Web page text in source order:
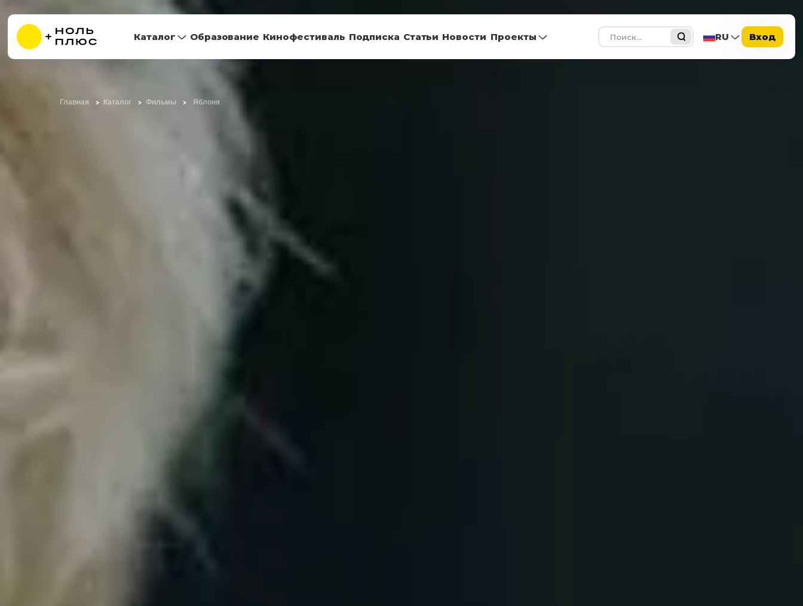
Каталог Образование Кинофестиваль Подписка Статьи Новости Проекты Поиск RU Вход
Главная Каталог Фильмы Яблоня